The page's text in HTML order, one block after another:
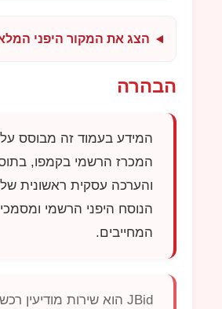
הצג את המקור היפני המלא
הבהרה
המידע בעמוד זה מבוסס על
המכרז הרשמי בקמפו,
והערכה עסקית ראשונית של
הנוסח היפני הרשמי
המחייבים.
JBid הוא שירות מודיעין רכש